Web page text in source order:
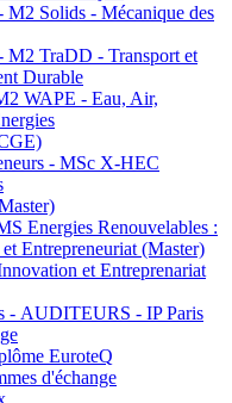
Solids - Mécanique des
TraDD - Transport et
Durable
WAPE - Eau, Air,
- MSc X-HEC
Energies Renouvelables :
Entrepreneuriat (Master)
et Entreprenariat
- AUDITEURS - IP Paris
EuroteQ
d'échange